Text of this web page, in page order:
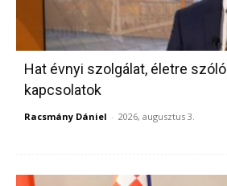
Hat évnyi szolgálat, életre szóló
kapcsolatok
Racsmány Dániel - 2026, augusztus 3.